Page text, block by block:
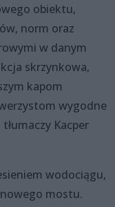
obiektu,
norm oraz
w danym
skrzynkowa,
kapom
wygodne
Kacper
wodociągu,
mostu.